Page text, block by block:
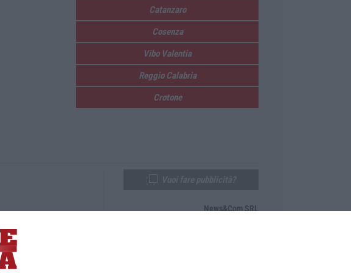
Catanzaro
Cosenza
Vibo Valentia
Reggio Calabria
Crotone
News&Com SRL